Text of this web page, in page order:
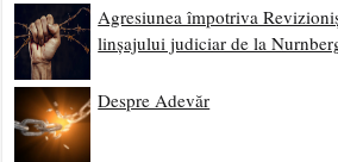
Agresiunea împotriva
linșajului judiciar de la
Despre Adevăr